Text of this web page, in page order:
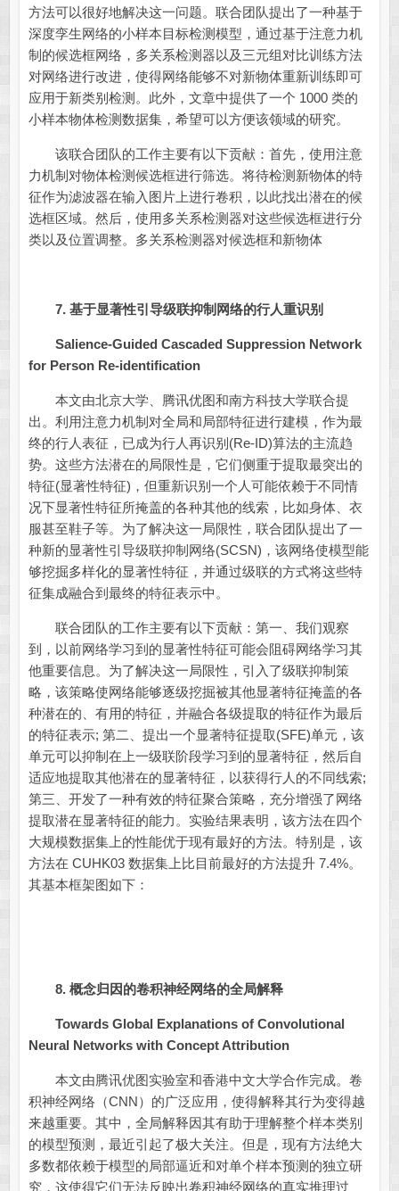
方法可以很好地解决这一问题。联合团队提出了一种基于
深度孪生网络的小样本目标检测模型，通过基于注意力机
制的候选框网络，多关系检测器以及三元组对比训练方法
对网络进行改进，使得网络能够不对新物体重新训练即可
应用于新类别检测。此外，文章中提供了一个 1000 类的
小样本物体检测数据集，希望可以方便该领域的研究。
该联合团队的工作主要有以下贡献：首先，使用注意
力机制对物体检测候选框进行筛选。将待检测新物体的特
征作为滤波器在输入图片上进行卷积，以此找出潜在的候
选框区域。然后，使用多关系检测器对这些候选框进行分
类以及位置调整。多关系检测器对候选框和新物体
7. 基于显著性引导级联抑制网络的行人重识别
Salience-Guided Cascaded Suppression Network
for Person Re-identification
本文由北京大学、腾讯优图和南方科技大学联合提
出。利用注意力机制对全局和局部特征进行建模，作为最
终的行人表征，已成为行人再识别(Re-ID)算法的主流趋
势。这些方法潜在的局限性是，它们侧重于提取最突出的
特征(显著性特征)，但重新识别一个人可能依赖于不同情
况下显著性特征所掩盖的各种其他的线索，比如身体、衣
服甚至鞋子等。为了解决这一局限性，联合团队提出了一
种新的显著性引导级联抑制网络(SCSN)，该网络使模型能
够挖掘多样化的显著性特征，并通过级联的方式将这些特
征集成融合到最终的特征表示中。
联合团队的工作主要有以下贡献：第一、我们观察
到，以前网络学习到的显著性特征可能会阻碍网络学习其
他重要信息。为了解决这一局限性，引入了级联抑制策
略，该策略使网络能够逐级挖掘被其他显著特征掩盖的各
种潜在的、有用的特征，并融合各级提取的特征作为最后
的特征表示; 第二、提出一个显著特征提取(SFE)单元，该
单元可以抑制在上一级联阶段学习到的显著特征，然后自
适应地提取其他潜在的显著特征，以获得行人的不同线索;
第三、开发了一种有效的特征聚合策略，充分增强了网络
提取潜在显著特征的能力。实验结果表明，该方法在四个
大规模数据集上的性能优于现有最好的方法。特别是，该
方法在 CUHK03 数据集上比目前最好的方法提升 7.4%。
其基本框架图如下：
8. 概念归因的卷积神经网络的全局解释
Towards Global Explanations of Convolutional
Neural Networks with Concept Attribution
本文由腾讯优图实验室和香港中文大学合作完成。卷
积神经网络（CNN）的广泛应用，使得解释其行为变得越
来越重要。其中，全局解释因其有助于理解整个样本类别
的模型预测，最近引起了极大关注。但是，现有方法绝大
多数都依赖于模型的局部逼近和对单个样本预测的独立研
究，这使得它们无法反映出卷积神经网络的真实推理过